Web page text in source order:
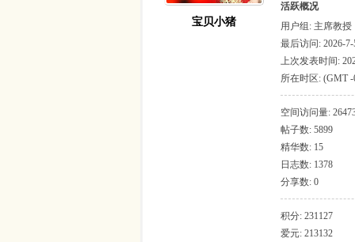
宝贝小猪
活跃概况
用户组: 主席教授
最后访问: 2026-7-
上次发表时间:
所在时区: (GMT
和加拿大), 波哥
空间访问量:
帖子数: 5899
精华数: 15
日志数: 1378
分享数: 0
积分: 231127
爱元: 213132